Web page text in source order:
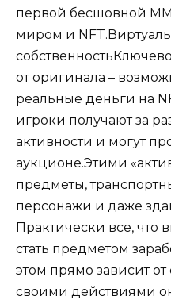
первой бесшовной
миром и
от оригинала –
реальные деньги на
игроки получают за
активности и могут
аукционе.Этими
предметы,
персонажи и даже
Практически все, что
стать предметом
этом прямо зависит
своими действиями